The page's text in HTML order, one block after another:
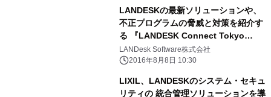
LANDESKの最新ソリューションや、
不正プログラムの脅威と対策を紹介す
る 『LANDESK Connect Tokyo
2016』9月8日開催
LANDesk Software株式会社
2016年8月8日 10:30
LIXIL、LANDESKのシステム・セキュ
リティの 統合管理ソリューションを導